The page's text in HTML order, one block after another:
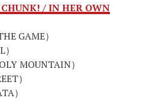
/ IN HER OWN
GAME）
MOUNTAIN）
）
）